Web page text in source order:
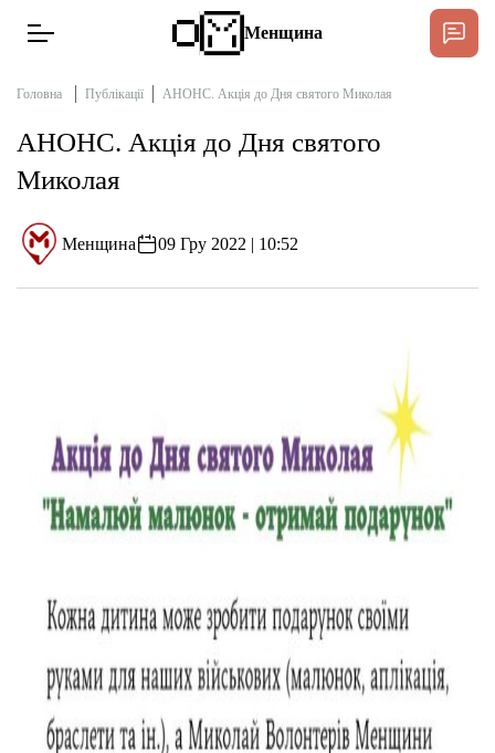
Новини
Інтерв’ю
Бюджет
Довідник
Контакти
Рекламні прайси
Менщина
Головна Публікації АНОНС. Акція до Дня святого Миколая
АНОНС. Акція до Дня святого
Миколая
Менщина 09 Гру 2022 | 10:52